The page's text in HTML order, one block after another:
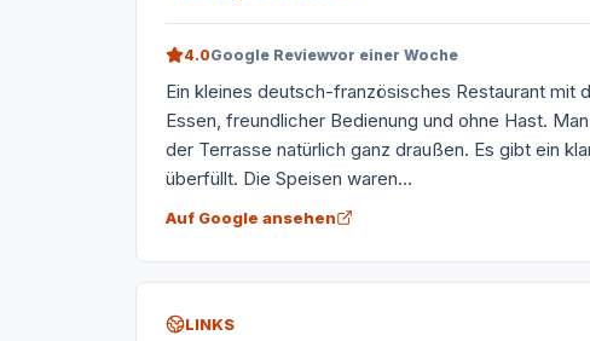
4.0Google Reviewvor einer Woche
Ein kleines deutsch-französisches Restaurant mit
Essen, freundlicher Bedienung und ohne Hast.
der Terrasse natürlich ganz draußen. Es gibt ein
überfüllt. Die Speisen waren...
Auf Google ansehen
LINKS